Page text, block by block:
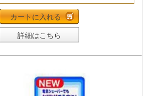
カートに入れる
詳細はこちら